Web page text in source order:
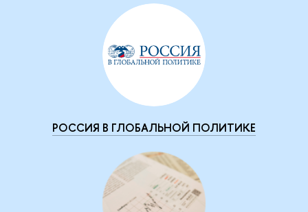
РОССИЯ В ГЛОБАЛЬНОЙ ПОЛИТИКЕ